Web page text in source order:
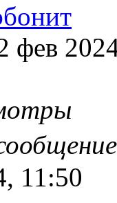
фев
11:50